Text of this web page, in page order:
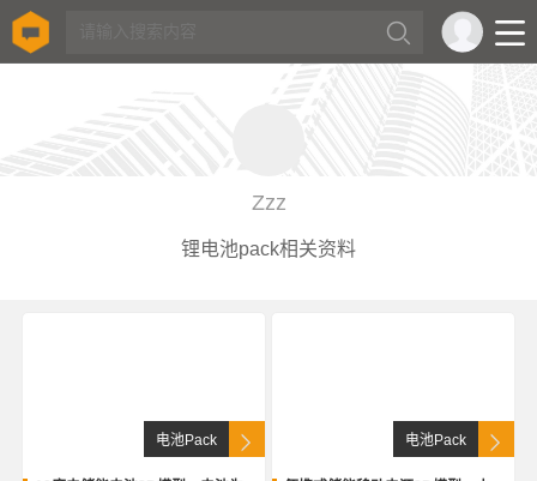
Zzz
锂电池pack相关资料
电池Pack 电池Pack